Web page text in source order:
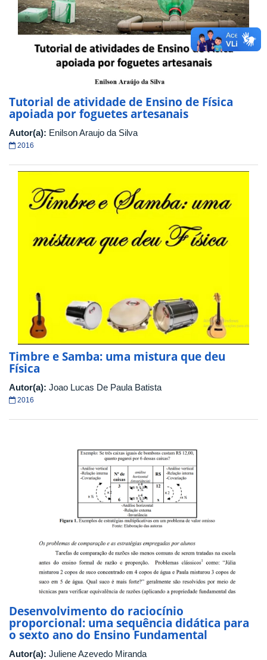
Tutorial de atividade de Ensino de Física
apoiada por foguetes artesanais
Autor(a): Enilson Araujo da Silva
2016
Timbre e Samba: uma mistura que deu
Física
Autor(a): Joao Lucas De Paula Batista
2016
Desenvolvimento do raciocínio
proporcional: uma sequência didática para
o sexto ano do Ensino Fundamental
Autor(a): Juliene Azevedo Miranda